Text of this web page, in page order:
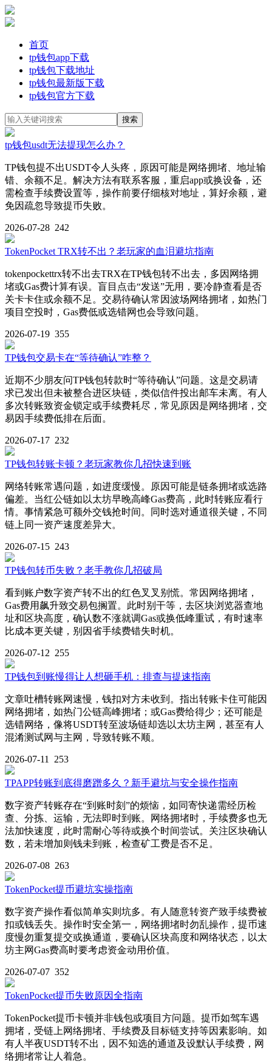
首页
tp钱包app下载
tp钱包下载地址
tp钱包最新版下载
tp钱包官方下载
tp钱包usdt无法提现怎么办？
TP钱包提不出USDT令人头疼，原因可能是网络拥堵、地址输
错、余额不足。解决方法有联系客服，重启app或换设备，还
需检查手续费设置等，操作前要仔细核对地址，算好余额，避
免因疏忽导致提币失败。
2026-07-28 242
TokenPocket TRX转不出？老玩家的血泪避坑指南
tokenpockettrx转不出去TRX在TP钱包转不出去，多因网络拥
堵或Gas费计算有误。盲目点击“发送”无用，要冷静查看是否
关卡卡住或余额不足。交易待确认常因波场网络拥堵，如热门
项目空投时，Gas费低或选错网也会导致问题。
2026-07-19 355
TP钱包交易卡在“等待确认”咋整？
近期不少朋友问TP钱包转款时“等待确认”问题。这是交易请
求已发出但未被整合进区块链，类似信件投出邮车未离。有人
多次转账致资金锁定或手续费耗尽，常见原因是网络拥堵，交
易因手续费低排在后面。
2026-07-17 232
TP钱包转账卡顿？老玩家教你几招快速到账
网络转账常遇问题，如进度缓慢。原因可能是链条拥堵或选路
偏差。当红公链如以太坊早晚高峰Gas费高，此时转账应看行
情。事情紧急可额外交钱抢时间。同时选对通道很关键，不同
链上同一资产速度差异大。
2026-07-15 243
TP钱包转币失败？老手教你几招破局
看到账户数字资产转不出的红色叉叉别慌。常因网络拥堵，
Gas费用飙升致交易包搁置。此时别干等，去区块浏览器查地
址和区块高度，确认数不涨就调Gas或换低峰重试，有时速率
比成本更关键，别因省手续费错失时机。
2026-07-12 255
TP钱包到账慢得让人想砸手机：排查与提速指南
文章吐槽转账网速慢，钱扣对方未收到。指出转账卡住可能因
网络拥堵，如热门公链高峰拥堵；或Gas费给得少；还可能是
选错网络，像将USDT转至波场链却选以太坊主网，甚至有人
混淆测试网与主网，导致转账不顺。
2026-07-11 253
TPAPP转账到底得磨蹭多久？新手避坑与安全操作指南
数字资产转账存在“到账时刻”的烦恼，如同寄快递需经历检
查、分拣、运输，无法即时到账。网络拥堵时，手续费多也无
法加快速度，此时需耐心等待或换个时间尝试。关注区块确认
数，若未增加则钱未到账，检查矿工费是否不足。
2026-07-08 263
TokenPocket提币避坑实操指南
数字资产操作看似简单实则坑多。有人随意转资产致手续费被
扣或钱丢失。操作时安全第一，网络拥堵时勿乱操作，提币速
度慢勿重复提交或换通道，要确认区块高度和网络状态，以太
坊主网Gas费高时要考虑资金动用价值。
2026-07-07 352
TokenPocket提币失败原因全指南
TokenPocket提币卡顿并非钱包或项目方问题。提币如驾车遇
拥堵，受链上网络拥堵、手续费及目标链支持等因素影响。如
有人半夜USDT转不出，因不知选的通道及设默认手续费，网
络拥堵常让人着急。